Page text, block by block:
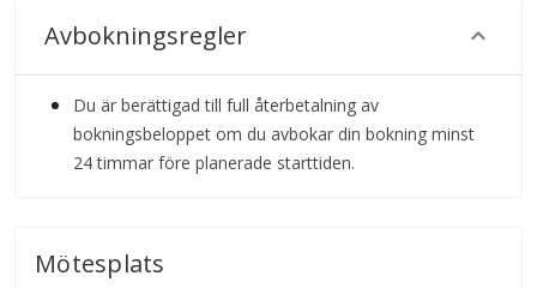
Avbokningsregler
Du är berättigad till full återbetalning av
bokningsbeloppet om du avbokar din bokning minst
24 timmar före planerade starttiden.
Mötesplats